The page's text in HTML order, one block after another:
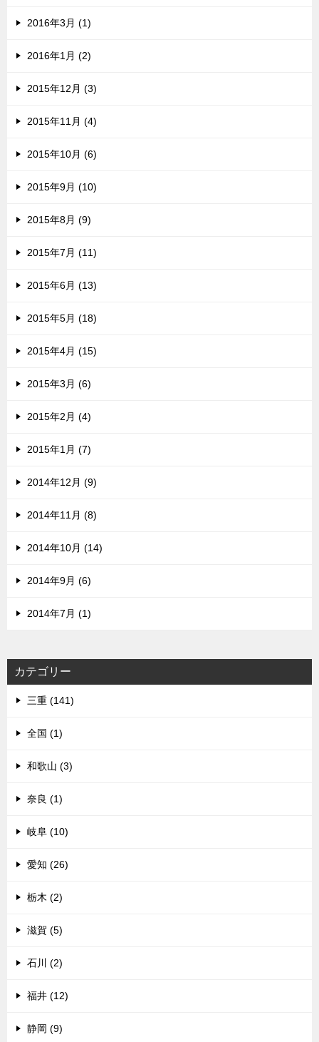
2016年3月 (1)
2016年1月 (2)
2015年12月 (3)
2015年11月 (4)
2015年10月 (6)
2015年9月 (10)
2015年8月 (9)
2015年7月 (11)
2015年6月 (13)
2015年5月 (18)
2015年4月 (15)
2015年3月 (6)
2015年2月 (4)
2015年1月 (7)
2014年12月 (9)
2014年11月 (8)
2014年10月 (14)
2014年9月 (6)
2014年7月 (1)
カテゴリー
三重 (141)
全国 (1)
和歌山 (3)
奈良 (1)
岐阜 (10)
愛知 (26)
栃木 (2)
滋賀 (5)
石川 (2)
福井 (12)
静岡 (9)